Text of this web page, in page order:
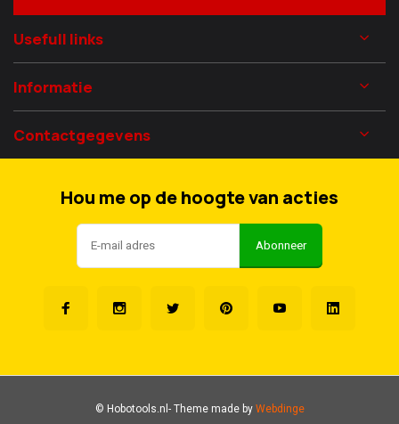
Usefull links
Informatie
Contactgegevens
Hou me op de hoogte van acties
Abonneer
© Hobotools.nl- Theme made byWebdinge